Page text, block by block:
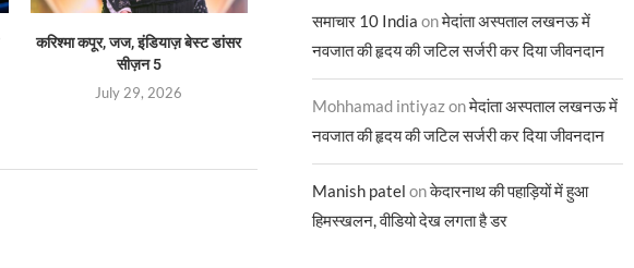
करिश्मा कपूर, जज, इंडियाज़ बेस्ट डांसर
सीज़न 5
July 29, 2026
“आज़ाद और आज़ादी” समकालीन
चुनौतियों पर तीखा प्रश्न
ज्योतिर्मयी नायक
July 28,
समाचार 10 India onमेदांता अस्पताल लखनऊ में
नवजात की हृदय की जटिल सर्जरी कर दिया जीवनदान
Mohhamad intiyazonमेदांता अस्पताल लखनऊ में
नवजात की हृदय की जटिल सर्जरी कर दिया जीवनदान
Manish patel onकेदारनाथ की पहाड़ियों में हुआ
हिमस्खलन, वीडियो देख लगता है डर